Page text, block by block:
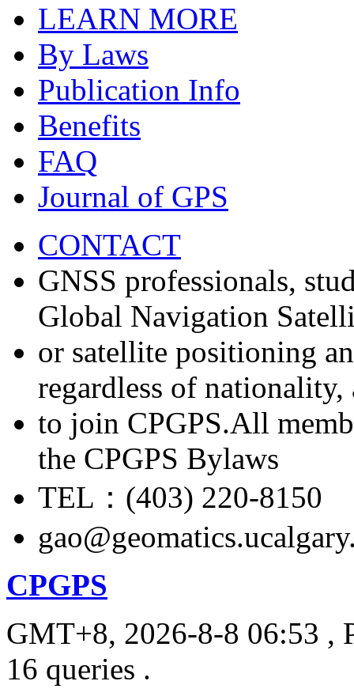
LEARN MORE
By Laws
Publication Info
Benefits
FAQ
Journal of GPS
CONTACT
GNSS professionals,
Global Navigation
or satellite positioning
regardless of nationality,
to join CPGPS.All
the CPGPS Bylaws
TEL：(403) 220-8150
CPGPS
GMT+8, 2026-8-8 06:53 ,
16 queries .